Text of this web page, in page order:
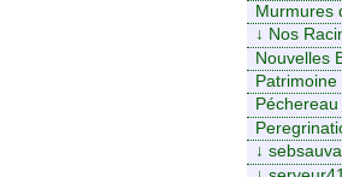
Murmures
↓ Nos
Nouvelles
↓